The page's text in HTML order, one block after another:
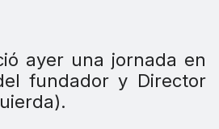
ayer una jornada en
fundador y Director